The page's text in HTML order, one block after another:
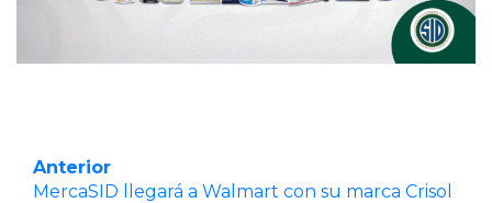
Anterior
MercaSID llegará a Walmart con su marca Crisol